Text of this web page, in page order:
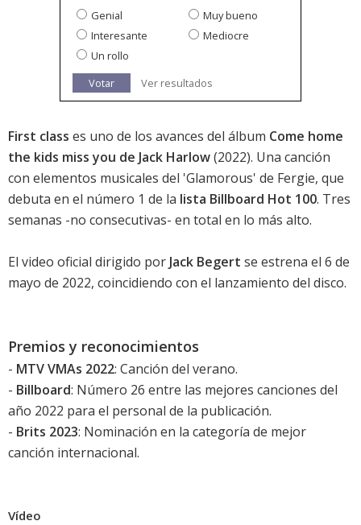
Genial
Muy bueno
Interesante
Mediocre
Un rollo
Votar
Ver resultados
First class es uno de los avances del álbum Come home
the kids miss you de Jack Harlow(2022). Una canción
con elementos musicales del 'Glamorous' de Fergie, que
debuta en el número 1 de la lista Billboard Hot 100. Tres
semanas -no consecutivas- en total en lo más alto.
El video oficial dirigido por Jack Begert se estrena el 6 de
mayo de 2022, coincidiendo con el lanzamiento del disco.
Premios y reconocimientos
- MTV VMAs 2022: Canción del verano.
- Billboard: Número 26 entre las mejores canciones del
año 2022 para el personal de la publicación.
- Brits 2023: Nominación en la categoría de mejor
canción internacional.
Vídeo